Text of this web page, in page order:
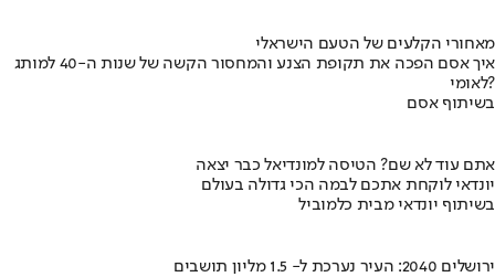
מאחורי הקלעים של הטעם הישראלי
איך אסם הפכה את תקופת הצנע והמחסור הקשה של שנות ה-40 למותג
לאומי?
בשיתוף אסם
אתם עוד לא שם? הטיסה למונדיאל כבר יצאה
יונדאי לוקחת אתכם לבמה הכי גדולה בעולם
בשיתוף יונדאי מבית כלמוביל
ירושלים 2040: העיר נערכת ל- 1.5 מליון תושבים